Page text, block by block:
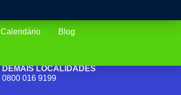
Calendário Blog
DEMAIS LOCALIDADES
0800 016 9199